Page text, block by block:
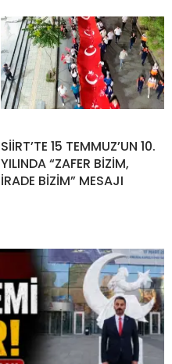
SİİRT’TE 15 TEMMUZ’UN 10.
YILINDA “ZAFER BİZİM,
İRADE BİZİM” MESAJI